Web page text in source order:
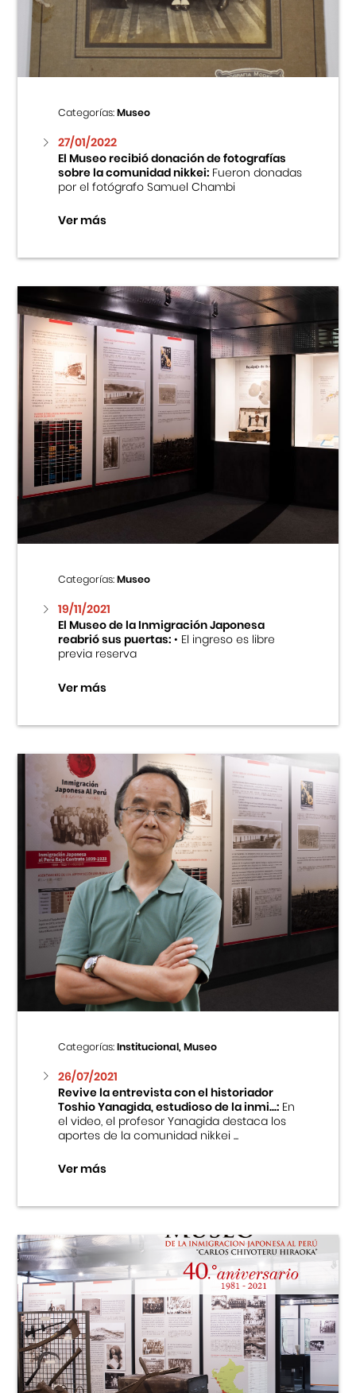
Centro Cultural Peruano Japonés
Museo de la Inmigración Japonesa
Fondo Editorial
Teatro Peruano Japonés
Categorías:Museo
27/01/2022
El Museo recibió donación de fotografías
sobre la comunidad nikkei:Fueron donadas
por el fotógrafo Samuel Chambi
Ver más
Categorías:Museo
19/11/2021
El Museo de la Inmigración Japonesa
reabrió sus puertas:• El ingreso es libre
previa reserva
Ver más
Categorías:Institucional, Museo
26/07/2021
Revive la entrevista con el historiador
Toshio Yanagida, estudioso de la inmi...:En
el video, el profesor Yanagida destaca los
aportes de la comunidad nikkei ...
Ver más